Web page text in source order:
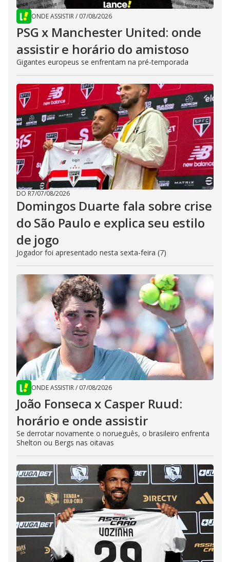
ONDE ASSISTIR/ 07/08/2026
PSG x Manchester United: onde
assistir e horário do amistoso
Gigantes europeus se enfrentam na pré-temporada
DO R7/07/08/2026
Domingos Duarte fala sobre crise
do São Paulo e explica seu estilo
de jogo
Jogador foi apresentado nesta sexta-feira (7)
ONDE ASSISTIR/ 07/08/2026
João Fonseca x Casper Ruud:
horário e onde assistir
Se derrotar novamente o norueguês, o brasileiro enfrenta
Shelton ou Bergs nas oitavas